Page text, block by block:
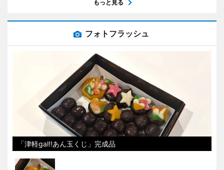
もっと見る
フォトフラッシュ
「津軽gal!!あん玉くじ」完成品